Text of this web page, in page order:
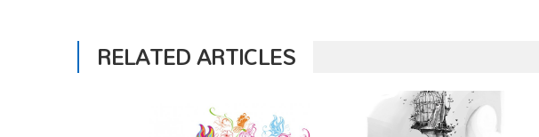
RELATED ARTICLES